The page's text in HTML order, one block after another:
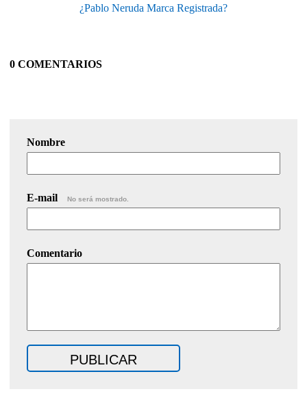
¿Pablo Neruda Marca Registrada?
0 COMENTARIOS
Nombre
E-mail No será mostrado.
Comentario